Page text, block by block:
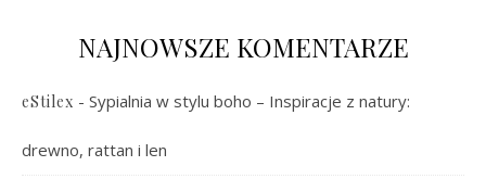
NAJNOWSZE KOMENTARZE
eStilex - Sypialnia w stylu boho – Inspiracje z natury:
drewno, rattan i len